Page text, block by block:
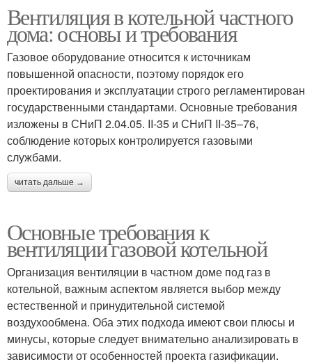
Вентиляция в котельной частного
дома: основы и требования
Газовое оборудование относится к источникам
повышенной опасности, поэтому порядок его
проектирования и эксплуатации строго регламентирован
государственными стандартами. Основные требования
изложены в СНиП 2.04.05. II-35 и СНиП II-35–76,
соблюдение которых контролируется газовыми
службами.
читать дальше →
Основные требования к
вентиляции газовой котельной
Организация вентиляции в частном доме под газ в
котельной, важным аспектом является выбор между
естественной и принудительной системой
воздухообмена. Оба этих подхода имеют свои плюсы и
минусы, которые следует внимательно анализировать в
зависимости от особенностей проекта газификации.